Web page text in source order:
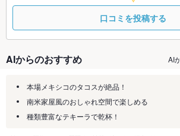
口コミを投稿する
AIからのおすすめ AI
本場メキシコのタコスが絶品！
南米家屋風のおしゃれ空間で楽しめる
種類豊富なテキーラで乾杯！